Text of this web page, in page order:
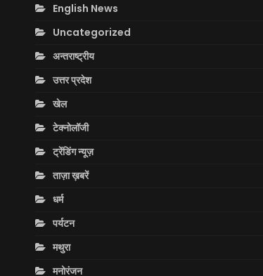
English News
Uncategorized
अन्तराष्ट्रीय
उत्तर प्रदेश
खेल
टेक्नोलॉजी
ट्रेंडिंग न्यूज़
ताज़ा ख़बरें
धर्म
पर्यटन
मथुरा
मनोरंजन